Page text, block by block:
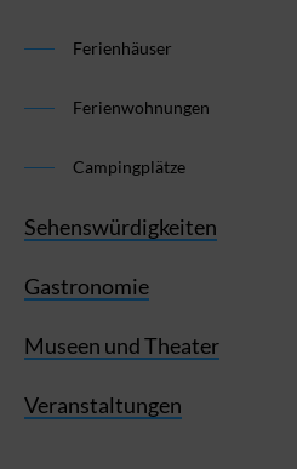
Ferienhäuser
Ferienwohnungen
Campingplätze
Sehenswürdigkeiten
Gastronomie
Museen und Theater
Veranstaltungen